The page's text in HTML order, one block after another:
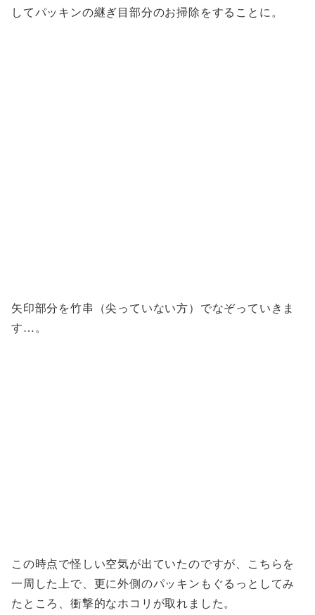
してパッキンの継ぎ目部分のお掃除をすることに。
矢印部分を竹串（尖っていない方）でなぞっていきま
す…。
この時点で怪しい空気が出ていたのですが、こちらを
一周した上で、更に外側のパッキンもぐるっとしてみ
たところ、衝撃的なホコリが取れました。